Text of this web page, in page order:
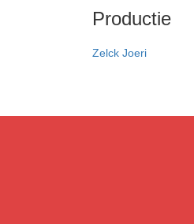
Productie
Zelck Joeri